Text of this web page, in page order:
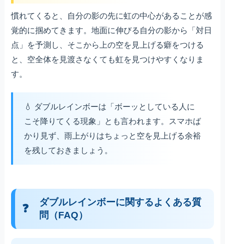
慣れてくると、自分の影の先に虹の中心があることが感
覚的に掴めてきます。地面に伸びる自分の影から「対日
点」を予測し、そこから上の空を見上げる癖をつける
と、空全体を見渡さなくても虹を見つけやすくなりま
す。
ダブルレインボーは「ボーッとしている人に
こそ降りてくる現象」とも言われます。スマホば
かり見ず、雨上がりはちょっと空を見上げる余裕
を残しておきましょう。
ダブルレインボーに関するよくある質
問（FAQ）